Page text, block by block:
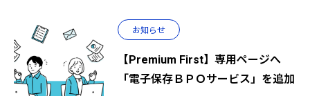
お知らせ
【Premium First】専用ページへ
「電子保存ＢＰＯサービス」を追加